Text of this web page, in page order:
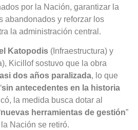
por la Nación, garantizar la
abandonados y reforzar los
la administración central.
Katopodis (Infraestructura) y
Kicillof sostuvo que la obra
dos años paralizada, lo que
sin antecedentes en la historia
la medida busca dotar al
nuevas herramientas de gestión”
Nación se retiró.